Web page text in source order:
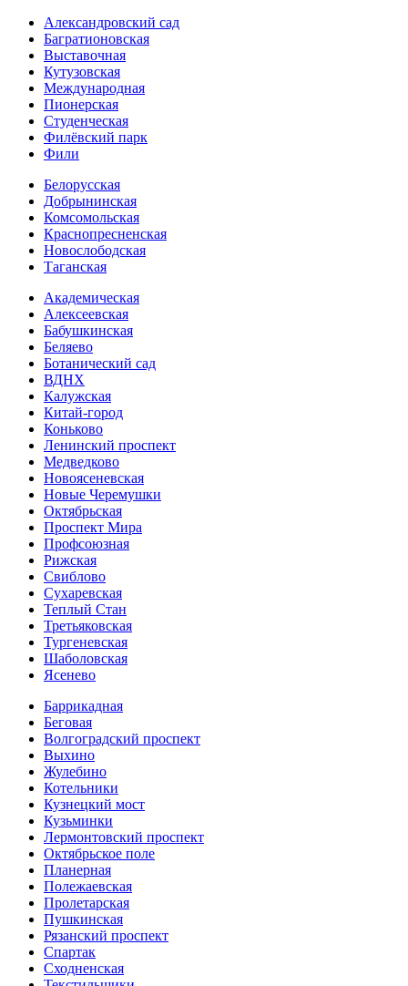
Александ­ровский сад
Багратионовская
Выставочная
Кутузовская
Международная
Пионерская
Студенческая
Филёвский парк
Фили
Белорусская
Добрынинская
Комсо­мольская
Краснопресненская
Новослободская
Таганская
Академическая
Алексеевская
Бабушкинская
Беляево
Ботанический сад
ВДНХ
Калужская
Китай-город
Коньково
Ленинский проспект
Медведково
Новоясе­невская
Новые Черемушки
Октябрьская
Проспект Мира
Профсоюзная
Рижская
Свиблово
Сухаревская
Теплый Стан
Третьяковская
Тургеневская
Шаболовская
Ясенево
Баррикадная
Беговая
Волгоградский проспект
Выхино
Жулебино
Котельники
Кузнецкий мост
Кузьминки
Лермонтовский проспект
Октябрьское поле
Планерная
Полежаевская
Пролетарская
Пушкинская
Рязанский проспект
Спартак
Сходненская